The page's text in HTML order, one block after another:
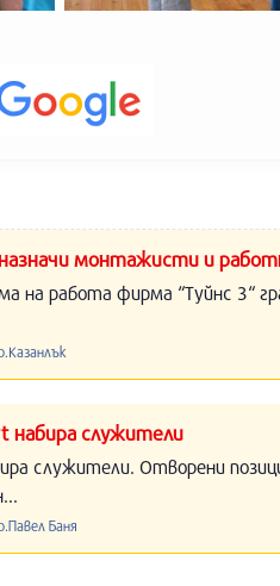
монтажисти и
на работа фирма “Туйнс 3“
набира служители
служители. Отворени
Баня